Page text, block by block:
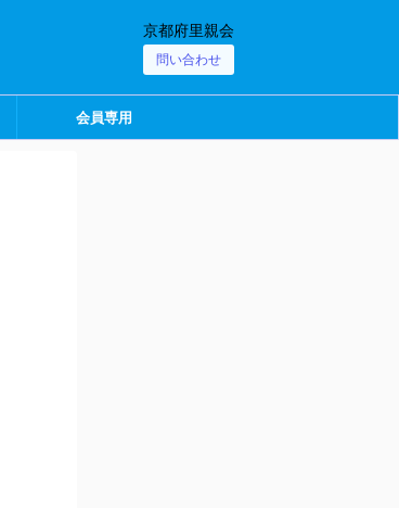
京都府里親会
問い合わせ
会員専用